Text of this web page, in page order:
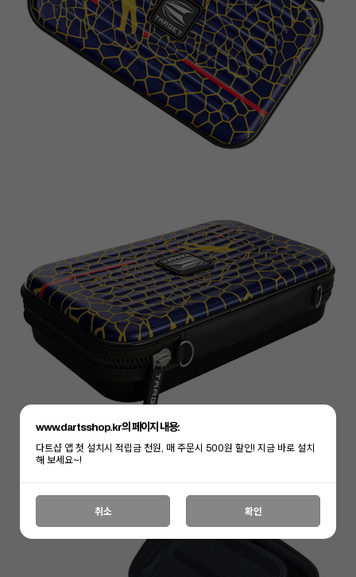
www.dartsshop.kr의 페이지 내용:
다트샵 앱 첫 설치시 적립금 천원, 매 주문시 500원 할인! 지금 바로 설치
해 보세요~!
취소 확인